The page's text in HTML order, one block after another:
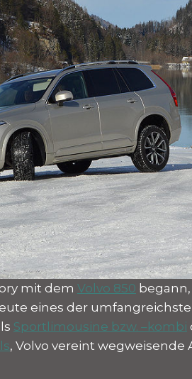
mit dem Volvo 850
eines der
Sportlimousine bzw. –kombi
, Volvo vereint